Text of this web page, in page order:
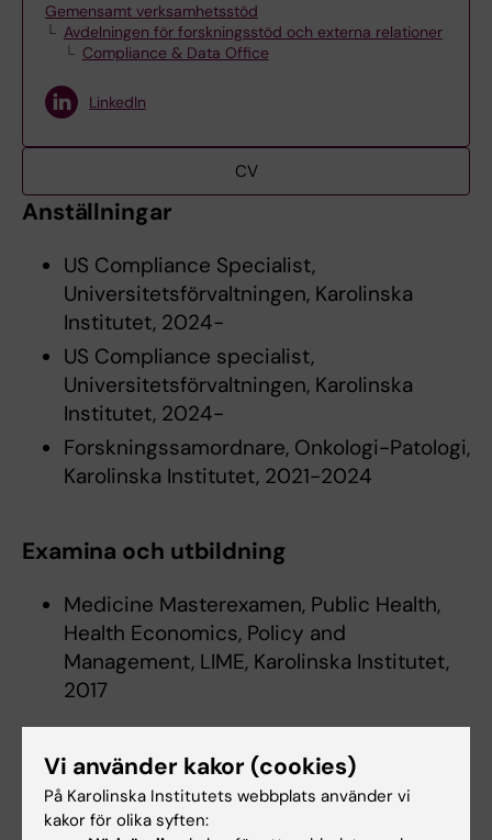
Gemensamt verksamhetsstöd
Avdelningen för forskningsstöd och externa relationer
Compliance & Data Office
LinkedIn
CV
Anställningar
US Compliance Specialist,
Universitetsförvaltningen, Karolinska
Institutet, 2024-
US Compliance specialist,
Universitetsförvaltningen, Karolinska
Institutet, 2024-
Forskningssamordnare, Onkologi-Patologi,
Karolinska Institutet, 2021-2024
Examina och utbildning
Medicine Masterexamen, Public Health,
Health Economics, Policy and
Management, LIME, Karolinska Institutet,
2017
Länkar:
https://staff.ki.se/cdo-compliance-data-office
Vi använder kakor (cookies)
På Karolinska Institutets webbplats använder vi
kakor för olika syften: